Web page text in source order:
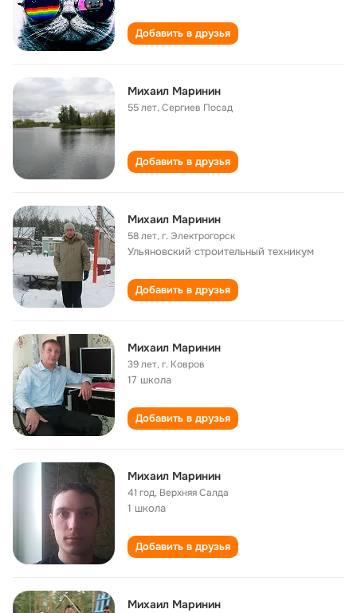
Добавить в друзья
Михаил Маринин
55 лет,Сергиев Посад
Добавить в друзья
Михаил Маринин
58 лет,г. Электрогорск
Ульяновский строительный техникум
Добавить в друзья
Михаил Маринин
39 лет,г. Ковров
17 школа
Добавить в друзья
Михаил Маринин
41 год, Верхняя Салда
1 школа
Добавить в друзья
Михаил Маринин